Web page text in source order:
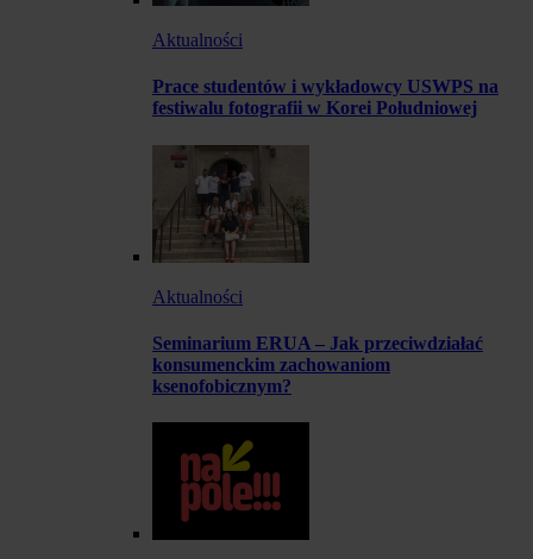
Aktualności
Prace studentów i wykładowcy USWPS na
festiwalu fotografii w Korei Południowej
Aktualności
Seminarium ERUA – Jak przeciwdziałać
konsumenckim zachowaniom
ksenofobicznym?